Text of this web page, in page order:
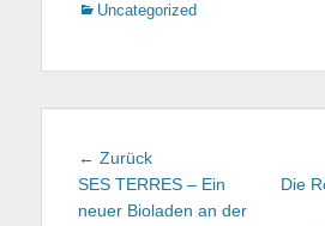
Kategorien
Uncategorized
Beitragsnavigation
← Zurück
Beitrag:
SES TERRES – Ein
neuer Bioladen an der
Die